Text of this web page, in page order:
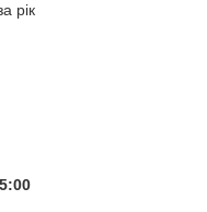
рік